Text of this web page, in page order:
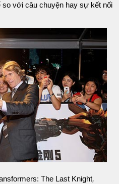
so với câu chuyện hay sự kết nối
The Last Knight,